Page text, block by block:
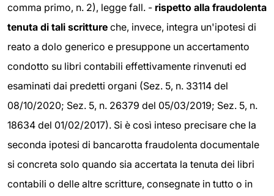
comma primo, n. 2), legge fall. - rispetto alla fraudolenta
tenuta di tali scritture che, invece, integra un'ipotesi di
reato a dolo generico e presuppone un accertamento
condotto su libri contabili effettivamente rinvenuti ed
esaminati dai predetti organi (Sez. 5, n. 33114 del
08/10/2020; Sez. 5, n. 26379 del 05/03/2019; Sez. 5, n.
18634 del 01/02/2017). Si è così inteso precisare che la
seconda ipotesi di bancarotta fraudolenta documentale
si concreta solo quando sia accertata la tenuta dei libri
contabili o delle altre scritture, consegnate in tutto o in